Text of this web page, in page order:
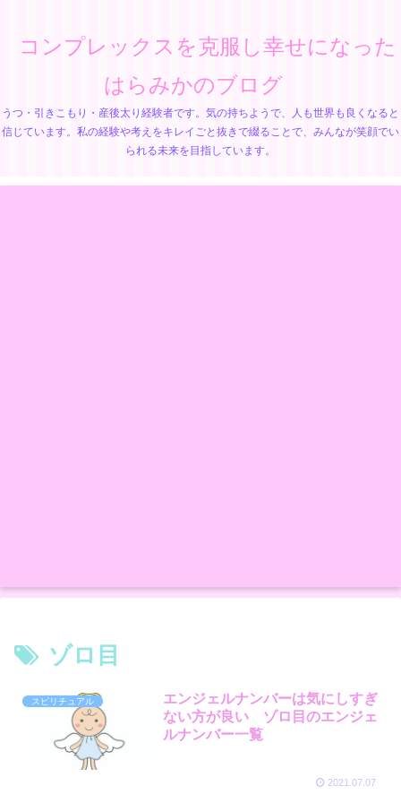
コンプレックスを克服し幸せになった
はらみかのブログ
うつ・引きこもり・産後太り経験者です。気の持ちようで、人も世界も良くなると
信じています。私の経験や考えをキレイごと抜きで綴ることで、みんなが笑顔でい
られる未来を目指しています。
ゾロ目
スピリチュアル
エンジェルナンバーは気にしすぎ
ない方が良い ゾロ目のエンジェ
ルナンバー一覧
2021.07.07